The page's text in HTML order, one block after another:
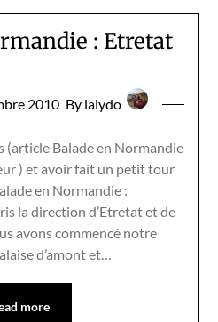
: Etretat
2010 By lalydo
(article Balade en Normandie
) et avoir fait un petit tour
en Normandie :
la direction d’Etretat et de
avons commencé notre
d’amont et…
more